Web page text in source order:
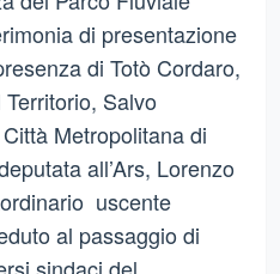
di presentazione
di Totò Cordaro,
Salvo
Metropolitana di
all’Ars, Lorenzo
uscente
al passaggio di